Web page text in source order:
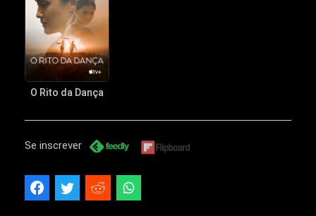
O Rito da Dança
Se inscrever